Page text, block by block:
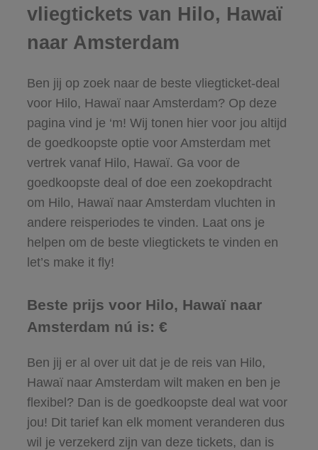
vliegtickets van Hilo, Hawaï
naar Amsterdam
Ben jij op zoek naar de beste vliegticket-deal
voor Hilo, Hawaï naar Amsterdam? Op deze
pagina vind je ‘m! Wij tonen hier voor jou altijd
de goedkoopste optie voor Amsterdam met
vertrek vanaf Hilo, Hawaï. Ga voor de
goedkoopste deal of doe een zoekopdracht
om Hilo, Hawaï naar Amsterdam vluchten in
andere reisperiodes te vinden. Laat ons je
helpen om de beste vliegtickets te vinden en
let’s make it fly!
Beste prijs voor Hilo, Hawaï naar
Amsterdam nú is: €
Ben jij er al over uit dat je de reis van Hilo,
Hawaï naar Amsterdam wilt maken en ben je
flexibel? Dan is de goedkoopste deal wat voor
jou! Dit tarief kan elk moment veranderen dus
wil je verzekerd zijn van deze tickets, dan is